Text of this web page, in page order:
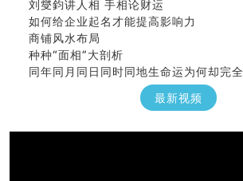
如何给企业起名才能提高影响力
商铺风水布局
种种“面相”大剖析
同年同月同日同时同地生命运为何却
商舖大門的風水原則 (上)
天要下雨娘要嫁人
最新视频